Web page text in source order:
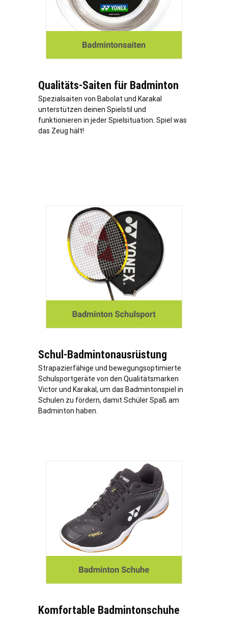
Qualitäts-Saiten für Badminton
Spezialsaiten von Babolat und Karakal
unterstützen deinen Spielstil und
funktionieren in jeder Spielsituation. Spiel was
das Zeug hält!
Schul-Badmintonausrüstung
Strapazierfähige und bewegungsoptimierte
Schulsportgeräte von den Qualitätsmarken
Victor und Karakal, um das Badmintonspiel in
Schulen zu fördern, damit Schüler Spaß am
Badminton haben.
Komfortable Badmintonschuhe